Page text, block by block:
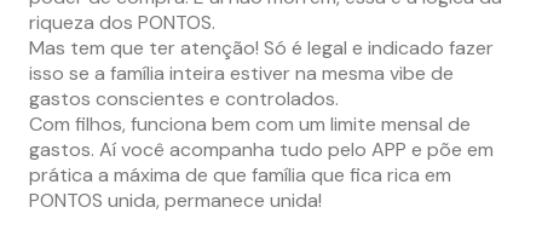
riqueza dos PONTOS.
Mas tem que ter atenção! Só é legal e indicado fazer
isso se a família inteira estiver na mesma vibe de
gastos conscientes e controlados.
Com filhos, funciona bem com um limite mensal de
gastos. Aí você acompanha tudo pelo APP e põe em
prática a máxima de que família que fica rica em
PONTOS unida, permanece unida!